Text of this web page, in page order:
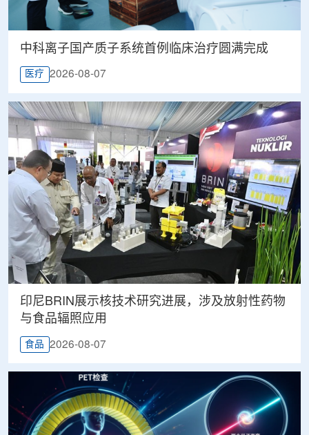
中科离子国产质子系统首例临床治疗圆满完成
医疗 2026-08-07
印尼BRIN展示核技术研究进展，涉及放射性药物
与食品辐照应用
食品 2026-08-07